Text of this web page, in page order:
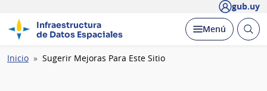
gub.uy
Infraestructura
de Datos Espaciales
Desplegar
Menú Abrir
Ruta
Inicio Sugerir Mejoras Para Este Sitio